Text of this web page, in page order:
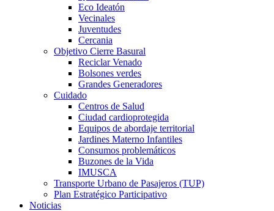
Eco Ideatón
Vecinales
Juventudes
Cercania
Objetivo Cierre Basural
Reciclar Venado
Bolsones verdes
Grandes Generadores
Cuidado
Centros de Salud
Ciudad cardioprotegida
Equipos de abordaje territorial
Jardines Materno Infantiles
Consumos problemáticos
Buzones de la Vida
IMUSCA
Transporte Urbano de Pasajeros (TUP)
Plan Estratégico Participativo
Noticias